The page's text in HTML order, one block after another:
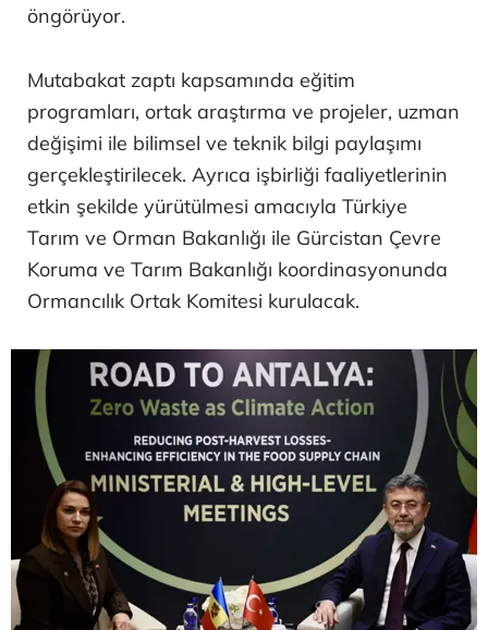
öngörüyor.
Mutabakat zaptı kapsamında eğitim
programları, ortak araştırma ve projeler, uzman
değişimi ile bilimsel ve teknik bilgi paylaşımı
gerçekleştirilecek. Ayrıca işbirliği faaliyetlerinin
etkin şekilde yürütülmesi amacıyla Türkiye
Tarım ve Orman Bakanlığı ile Gürcistan Çevre
Koruma ve Tarım Bakanlığı koordinasyonunda
Ormancılık Ortak Komitesi kurulacak.